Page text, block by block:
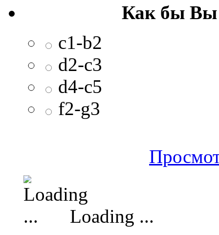
Как бы Вы
c1-b2
d2-c3
d4-c5
f2-g3
Loading ...